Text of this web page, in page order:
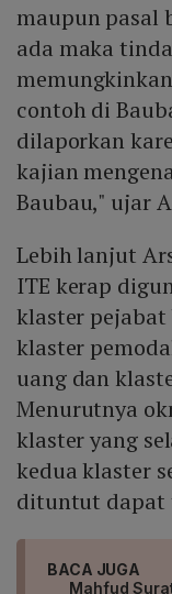
maupun pasal
ada maka
contoh di
dilaporkan
kajian
Baubau," ujar
Lebih lanjut
ITE kerap
klaster pejabat
klaster
uang dan
Menurutnya
klaster yang
kedua klaster
dituntut dapat
BACA JUGA
Mahfud